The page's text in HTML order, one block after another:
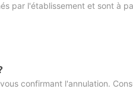
par l'établissement et sont à
confirmant l'annulation.